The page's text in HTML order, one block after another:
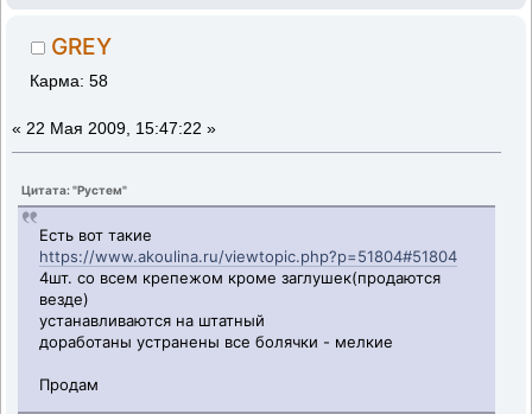
GREY
Карма: 58
« 22 Мая 2009, 15:47:22 »
Цитата: "Рустем"
Есть вот такие
https://www.akoulina.ru/viewtopic.php?p=51804#51804
4шт. со всем крепежом кроме заглушек(продаются
везде)
устанавливаются на штатный
доработаны устранены все болячки - мелкие
Продам